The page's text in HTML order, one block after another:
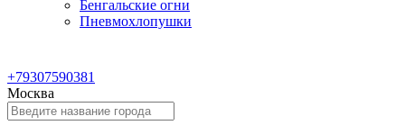
Бенгальские огни
Пневмохлопушки
+79307590381
Москва